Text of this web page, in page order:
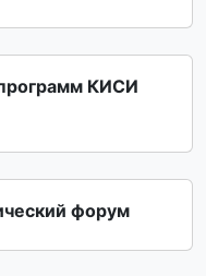
КИСИ
форум